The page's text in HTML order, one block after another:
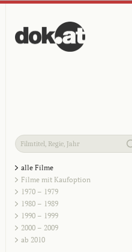
alle Filme
Filme mit Kaufoption
1970 – 1979
1980 – 1989
1990 – 1999
2000 – 2009
ab 2010